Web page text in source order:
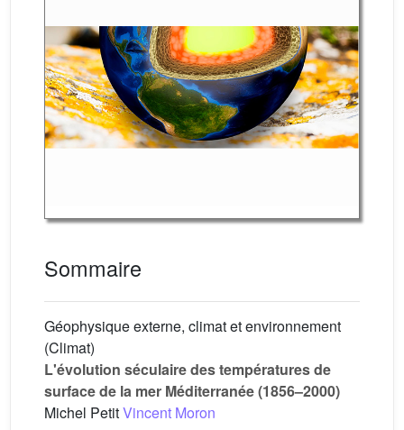
Sommaire
Géophysique externe, climat et environnement
(Climat)
L'évolution séculaire des températures de
surface de la mer Méditerranée (1856–2000)
Michel PetitVincent Moron